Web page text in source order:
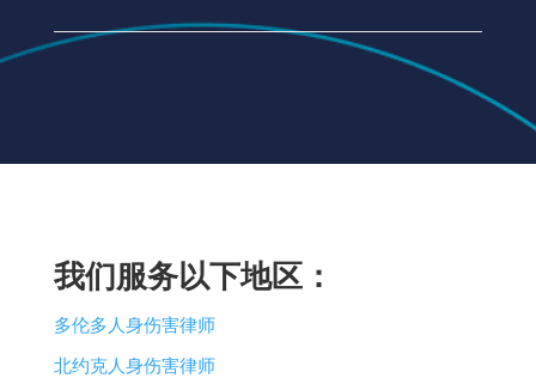
我们服务以下地区：
多伦多人身伤害律师
北约克人身伤害律师